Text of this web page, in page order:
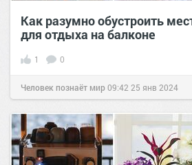
Как разумно обустроить
для отдыха на балконе
1 0
Человек познаёт мир09:42 25 янв 2024